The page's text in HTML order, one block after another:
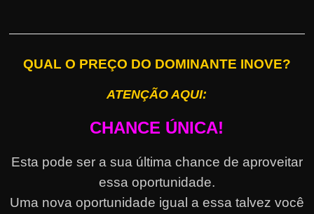
QUAL O PREÇO DO DOMINANTE INOVE?
ATENÇÃO AQUI:
CHANCE ÚNICA!
Esta pode ser a sua última chance de aproveitar
essa oportunidade.
Uma nova oportunidade igual a essa talvez você